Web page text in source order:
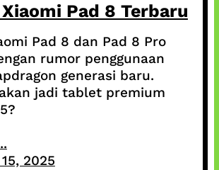
Pad 8 Terbaru
Pad 8 dan Pad 8 Pro
rumor penggunaan
generasi baru.
jadi tablet premium
2025